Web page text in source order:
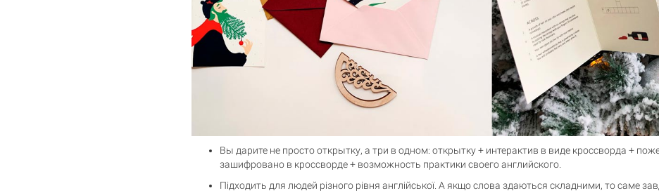
Вы дарите не просто открытку, а три в одном: открытку + интерактив в виде кроссворда +
зашифровано в кроссворде + возможность практики своего английского.
Підходить для людей різного рівня англійської. А якщо слова здаються складними, то саме